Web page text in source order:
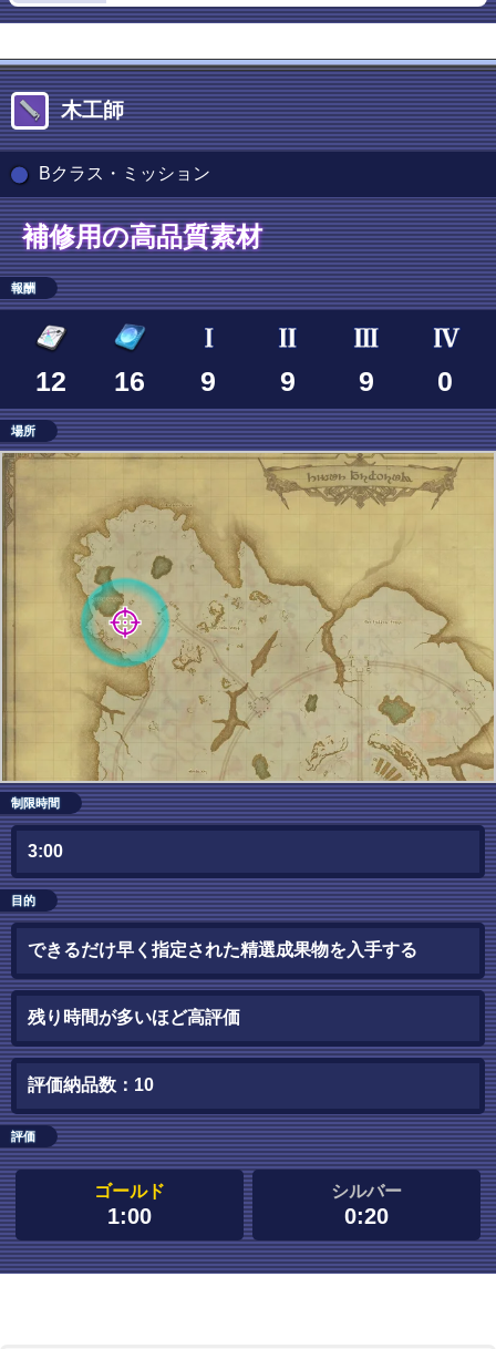
木工師
Bクラス・ミッション
補修用の高品質素材
報酬
12 16 9 9 9 0
場所
制限時間
3:00
目的
できるだけ早く指定された精選成果物を入手する
残り時間が多いほど高評価
評価納品数：10
評価
ゴールド
1:00
シルバー
0:20